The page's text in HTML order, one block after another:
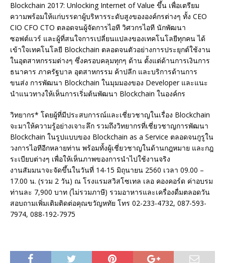
Blockchain 2017: Unlocking Internet of Value ขึ้น เพื่อเตรียม
ความพร้อมให้แก่บรรดาผู้บริหารระดับสูงขององค์กรต่างๆ ทั้ง CEO
CIO CFO CTO ตลอดจนผู้จัดการไอที วิศวกรไอที นักพัฒนา
ซอฟต์แวร์ และผู้ที่สนใจการเปลี่ยนแปลงของเทคโนโลยีทุกคน ได้
เข้าใจเทคโนโลยี Blockchain ตลอดจนตัวอย่างการประยุกต์ใช้งาน
ในอุตสาหกรรมต่างๆ ซึ่งครอบคลุมทุกๆ ด้าน ตั้งแต่ด้านการเงินการ
ธนาคาร ภาครัฐบาล อุตสาหกรรม ค้าปลีก และบริการด้านการ
ขนส่ง การพัฒนา Blockchain ในมุมมองของ Developer และแนะ
นําแนวทางให้เห็นการเริ่มต้นพัฒนา Blockchain ในองค์กร
วิทยากร* โดยผู้ที่มีประสบการณ์และเชี่ยวชาญในเรื่อง Blockchain
จะมาให้ความรู้อย่างเจาะลึก รวมถึงวิทยากรที่เชี่ยวชาญการพัฒนา
Blockchain ในรูปแบบของ Blockchain as a Service ตลอดจนกูรูใน
วงการไอทีอีกหลายท่าน พร้อมทั้งผู้เชี่ยวชาญในด้านกฎหมาย และกฎ
ระเบียบต่างๆ เพื่อให้เห็นภาพของการนําไปใช้งานจริง
งานสัมมนาจะจัดขึ้นในวันที่ 14-15 มิถุนายน 2560 เวลา 09.00 –
17.00 น. (รวม 2 วัน) ณ โรงแรมสวิสโซเทล เลอ คองคอร์ด ค่าอบรม
ท่านละ 7,900 บาท (ไม่รวมภาษี) รวมอาหารและเครื่องดื่มตลอดวัน
สอบถามเพิ่มเติมติดต่อคุณขวัญหทัย โทร 02-233-4732, 087-593-
7974, 088-192-7975